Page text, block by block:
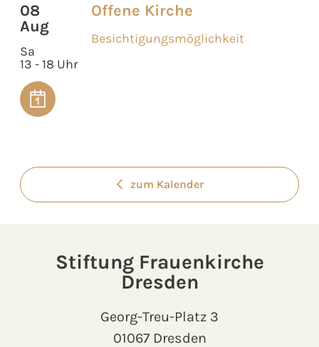
08
Aug
Sa
13 - 18 Uhr
Offene Kirche
Besichtigungsmöglichkeit
zum Kalender
Stiftung Frauenkirche
Dresden
Georg-Treu-Platz 3
01067 Dresden